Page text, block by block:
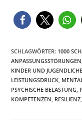
SCHLAGWÖRTER: 1000
ANPASSUNGSSTÖRUNGEN
KINDER UND JUGENDLICHE
LEISTUNGSDRUCK
PSYCHISCHE BELASTUNG
KOMPETENZEN RESILIENZ